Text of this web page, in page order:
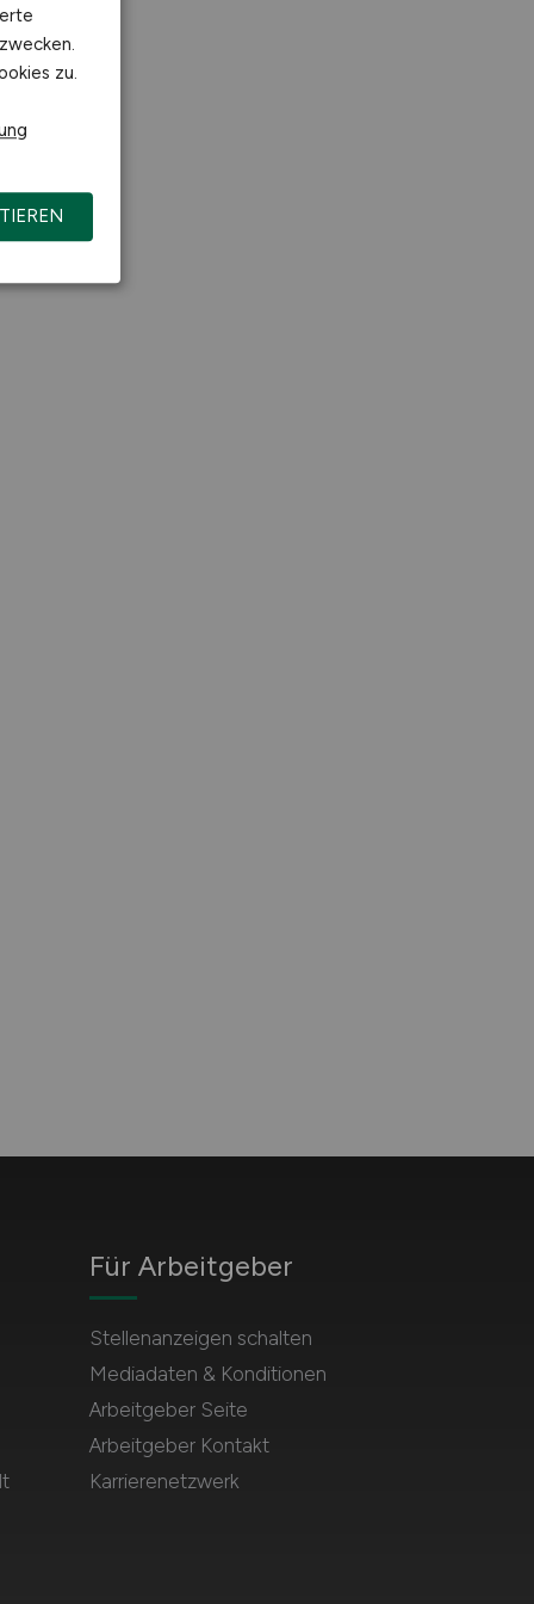
Für Arbeitgeber
Stellenanzeigen schalten
Mediadaten & Konditionen
Arbeitgeber Seite
Arbeitgeber Kontakt
Karrierenetzwerk
zu.